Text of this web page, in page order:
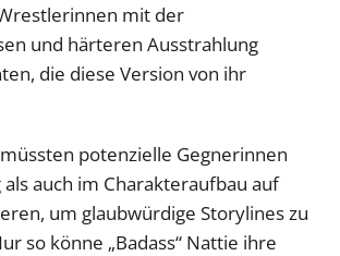
mit der
und härteren Ausstrahlung
die diese Version von ihr
potenzielle Gegnerinnen
auch im Charakteraufbau auf
um glaubwürdige Storylines zu
so könne „Badass“ Nattie ihre